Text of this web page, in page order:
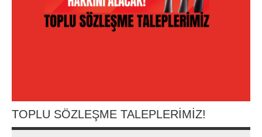
TOPLU SÖZLEŞME TALEPLERİMİZ!